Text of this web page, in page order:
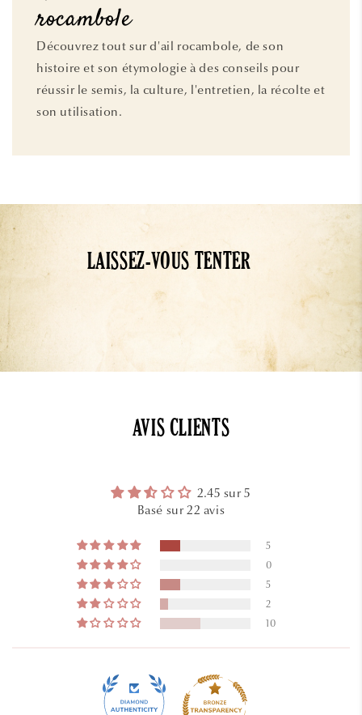
rocambole
Découvrez tout sur d'ail rocambole, de son
histoire et son étymologie à des conseils pour
réussir le semis, la culture, l'entretien, la récolte et
son utilisation.
LAISSEZ-VOUS TENTER
AVIS CLIENTS
2.45 sur 5
Basé sur 22 avis
5
0
5
2
10